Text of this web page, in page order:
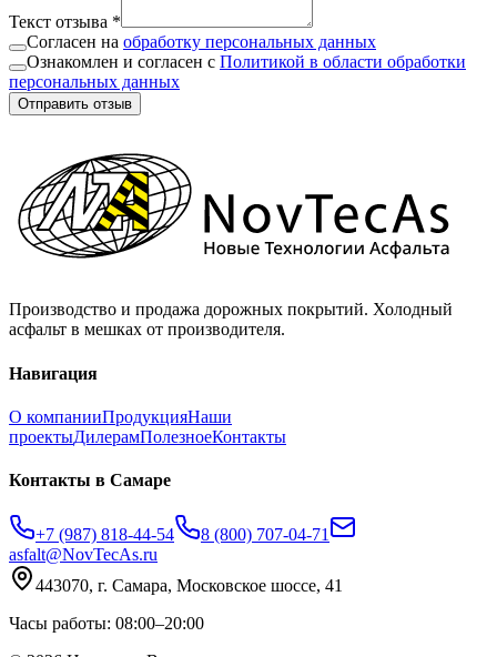
Текст отзыва *
Согласен на обработку персональных данных
Ознакомлен и согласен с Политикой в области обработки
персональных данных
Отправить отзыв
Производство и продажа дорожных покрытий. Холодный
асфальт в мешках от производителя.
Навигация
О компанииПродукцияНаши
проектыДилерамПолезноеКонтакты
Контакты в Самаре
+7 (987) 818-44-54
8 (800) 707-04-71
asfalt@NovTecAs.ru
443070, г. Самара, Московское шоссе, 41
Часы работы: 08:00–20:00